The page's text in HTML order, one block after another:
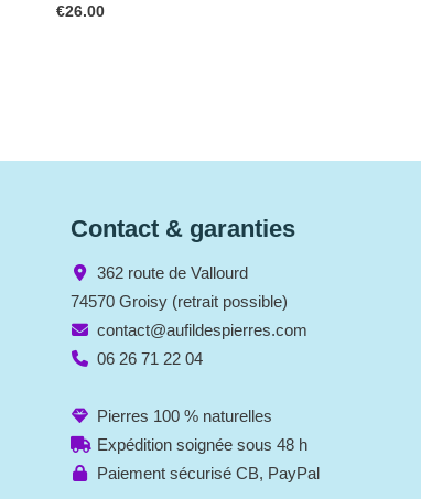
€26.00
Contact & garanties
362 route de Vallourd
74570 Groisy (retrait possible)
contact@aufildespierres.com
06 26 71 22 04
Pierres 100 % naturelles
Expédition soignée sous 48 h
Paiement sécurisé CB, PayPal